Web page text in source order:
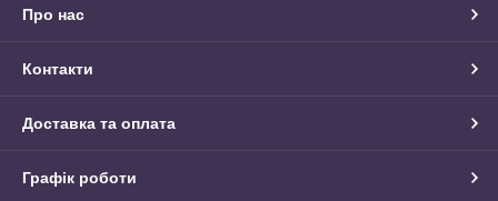
Про нас
Контакти
Доставка та оплата
Графік роботи